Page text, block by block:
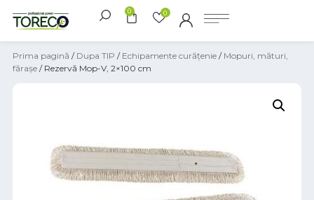
0 0
Prima pagină / Dupa TIP / Echipamente curățenie / Mopuri, mături,
fărașe / Rezervă Mop-V, 2×100 cm